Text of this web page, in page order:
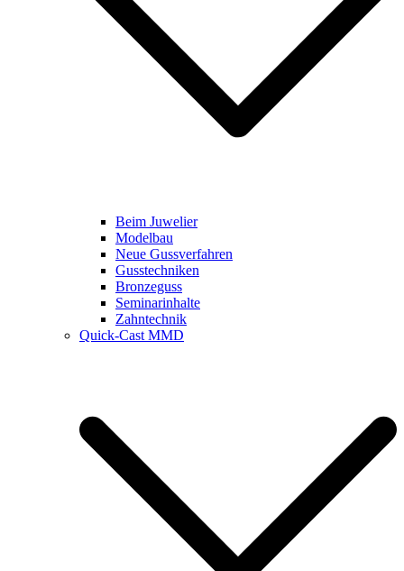
Beim Juwelier
Modelbau
Neue Gussverfahren
Gusstechniken
Bronzeguss
Seminarinhalte
Zahntechnik
Quick-Cast MMD